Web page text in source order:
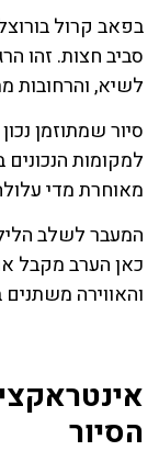
בפאב קרול
סביב חצות. זהו
לשיא, והרחובות
סיור שמתוזמן
למקומות הנכונים
מאוחרת מדי
המעבר לשלב
כאן הערב מקבל
והאווירה
הסיור